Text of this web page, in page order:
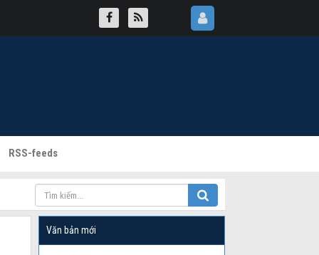
RSS-feeds
Văn bản mới